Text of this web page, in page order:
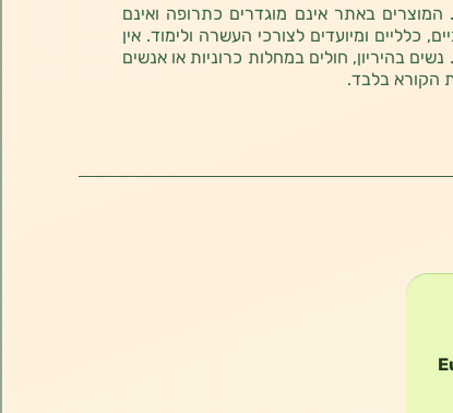
באתר אינם מוגדרים כתרופה ואינם
ומיועדים לצורכי העשרה ולימוד. אין
בהיריון, חולים במחלות כרוניות או אנשים
הקורא בלבד.